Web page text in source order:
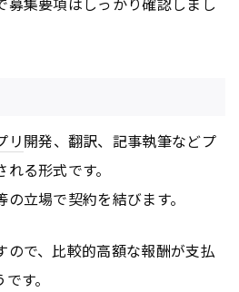
リ開発、翻訳、記事執筆などプ
る形式です。
立場で契約を結びます。
ので、比較的高額な報酬が支払
す。